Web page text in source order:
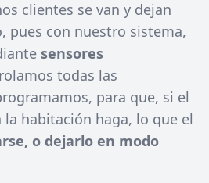
clientes se van y dejan
pues con nuestro sistema,
sensores
todas las
para que, si el
la habitación haga, lo que el
o dejarlo en modo